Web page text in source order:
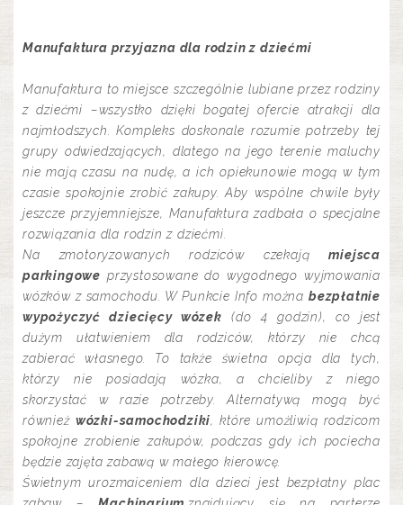
Manufaktura przyjazna dla rodzin z dziećmi
Manufaktura to miejsce szczególnie lubiane przez rodziny
z dziećmi –wszystko dzięki bogatej ofercie atrakcji dla
najmłodszych. Kompleks doskonale rozumie potrzeby tej
grupy odwiedzających, dlatego na jego terenie maluchy
nie mają czasu na nudę, a ich opiekunowie mogą w tym
czasie spokojnie zrobić zakupy. Aby wspólne chwile były
jeszcze przyjemniejsze, Manufaktura zadbała o specjalne
rozwiązania dla rodzin z dziećmi.
Na zmotoryzowanych rodziców czekająmiejsca
parkingowe przystosowane do wygodnego wyjmowania
wózków z samochodu. W Punkcie Info można bezpłatnie
wypożyczyć dziecięcy wózek (do 4 godzin), co jest
dużym ułatwieniem dla rodziców, którzy nie chcą
zabierać własnego. To także świetna opcja dla tych,
którzy nie posiadają wózka, a chcieliby z niego
skorzystać w razie potrzeby. Alternatywą mogą być
również wózki-samochodziki, które umożliwią rodzicom
spokojne zrobienie zakupów, podczas gdy ich pociecha
będzie zajęta zabawą w małego kierowcę.
Świetnym urozmaiceniem dla dzieci jest bezpłatny plac